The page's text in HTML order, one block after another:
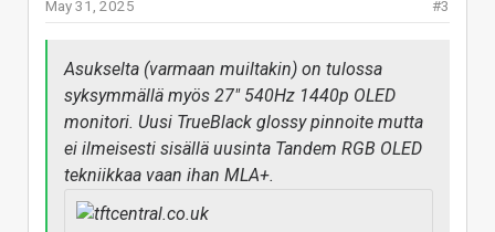
#3
May 31, 2025
Asukselta (varmaan muiltakin) on tulossa
syksymmällä myös 27" 540Hz 1440p OLED
monitori. Uusi TrueBlack glossy pinnoite mutta
ei ilmeisesti sisällä uusinta Tandem RGB OLED
tekniikkaa vaan ihan MLA+.